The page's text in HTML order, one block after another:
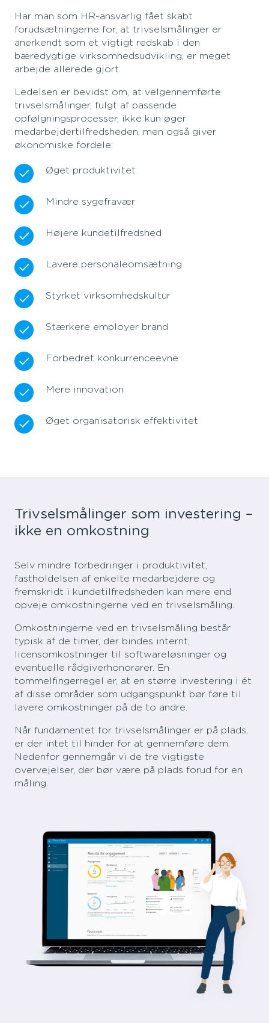
Har man som HR-ansvarlig fået skabt
forudsætningerne for, at trivselsmålinger er
anerkendt som et vigtigt redskab i den
bæredygtige virksomhedsudvikling, er meget
arbejde allerede gjort.
Ledelsen er bevidst om, at velgennemførte
trivselsmålinger, fulgt af passende
opfølgningsprocesser, ikke kun øger
medarbejdertilfredsheden, men også giver
økonomiske fordele:
Øget produktivitet
Mindre sygefravær
Højere kundetilfredshed
Lavere personaleomsætning
Styrket virksomhedskultur
Stærkere employer brand
Forbedret konkurrenceevne
Mere innovation
Øget organisatorisk effektivitet
Trivselsmålinger som investering –
ikke en omkostning
Selv mindre forbedringer i produktivitet,
fastholdelsen af enkelte medarbejdere og
fremskridt i kundetilfredsheden kan mere end
opveje omkostningerne ved en trivselsmåling.
Omkostningerne ved en trivselsmåling består
typisk af de timer, der bindes internt,
licensomkostninger til softwareløsninger og
eventuelle rådgiverhonorarer. En
tommelfingerregel er, at en større investering i ét
af disse områder som udgangspunkt bør føre til
lavere omkostninger på de to andre.
Når fundamentet for trivselsmålinger er på plads,
er der intet til hinder for at gennemføre dem.
Nedenfor gennemgår vi de tre vigtigste
overvejelser, der bør være på plads forud for en
måling.